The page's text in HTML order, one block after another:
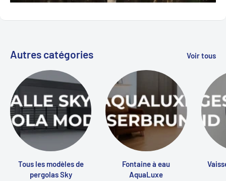
Autres catégories Voir tous
Tous les modèles de
pergolas Sky
Fontaine à eau
AquaLuxe